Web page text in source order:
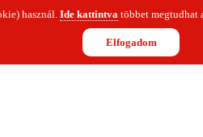
használ. Ide kattintvatöbbet megtudhat
Elfogadom